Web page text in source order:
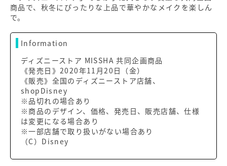
商品で、秋冬にぴったりな上品で華やかなメイクを楽しん
で。
Information
ディズニーストア MISSHA 共同企画商品
《発売日》2020年11月20日（金）
《販売》全国のディズニーストア店舗、
shopDisney
※品切れの場合あり
※商品のデザイン、価格、発売日、販売店舗、仕様
は変更になる場合あり
※一部店舗で取り扱いがない場合あり
（C）Disney